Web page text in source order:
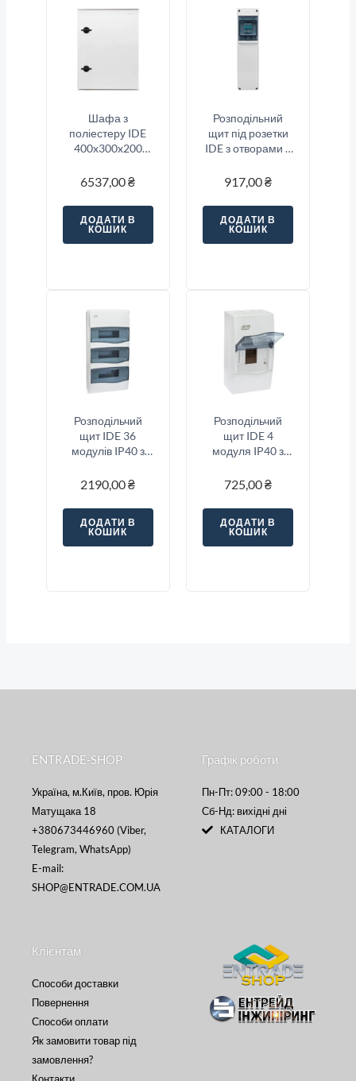
Шафа з
поліестеру IDE
400x300x200
6537,00₴
ДОДАТИ В
КОШИК
Розподільний
щит під розетки
IDE з отворами 4
385x102x105мм,
917,00₴
ДОДАТИ В
КОШИК
Розподільчий
щит IDE 36
модулів IP40 з
497x264x99 мм
2190,00₴
ДОДАТИ В
КОШИК
Розподільчий
щит IDE 4
модуля IP40 з
228x120x99 мм
725,00₴
ДОДАТИ В
КОШИК
ENTRADE-SHOP
Україна, м.Київ, пров. Юрія
Матущака 18
+380673446960 (Viber,
Telegram, WhatsApp)
E-mail:
SHOP@ENTRADE.COM.UA
Графік роботи
Пн-Пт: 09:00 - 18:00
Сб-Нд: вихідні дні
КАТАЛОГИ
Клієнтам
Способи доставки
Повернення
Способи оплати
Як замовити товар під
замовлення?